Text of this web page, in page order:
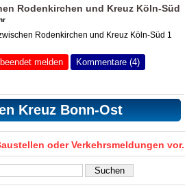
Rodenkirchen und Kreuz Köln-Süd
Rodenkirchen und Kreuz Köln-Süd 1
melden Kommentare (4)
Kreuz Bonn-Ost
oder Verkehrsmeldungen vor.